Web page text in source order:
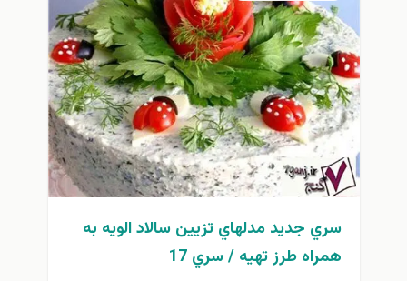
سري جديد مدلهاي تزيين سالاد الويه به
همراه طرز تهيه / سري 17